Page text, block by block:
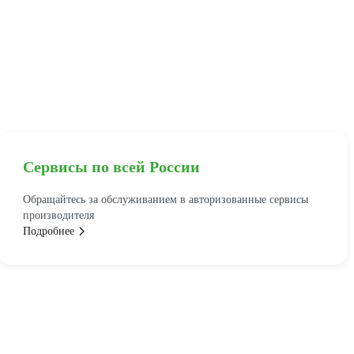
Сервисы по всей России
Обращайтесь за обслуживанием в авторизованные сервисы
производителя
Подробнее